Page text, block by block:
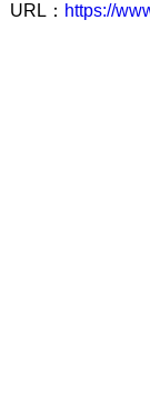
URL： https://